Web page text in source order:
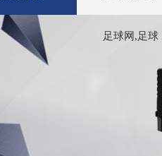
足球网,足球